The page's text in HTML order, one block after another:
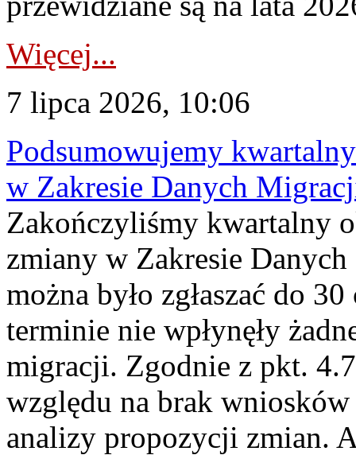
Więcej...
7 lipca 2026, 10:06
Podsumowujemy
w Zakresie Danych
Zakończyliśmy kwartalny
zmiany w Zakresie
można było zgłaszać do
terminie nie wpłynęły
migracji. Zgodnie z pkt.
względu na brak
analizy propozycji zmian.